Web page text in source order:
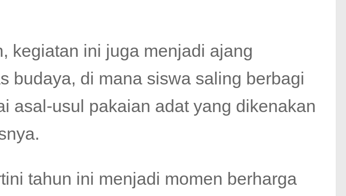
kegiatan ini juga menjadi ajang
budaya, di mana siswa saling berbagi
asal-usul pakaian adat yang dikenakan
tahun ini menjadi momen berharga